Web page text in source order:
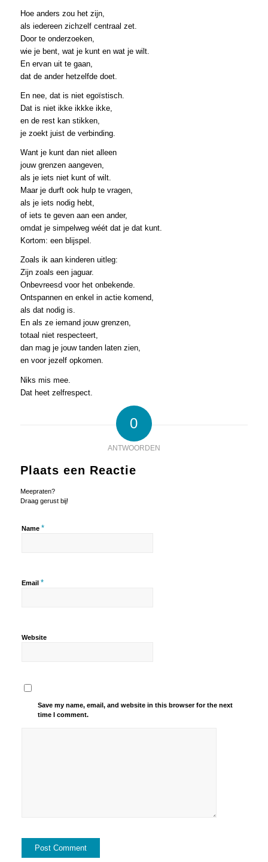
Hoe anders zou het zijn,
als iedereen zichzelf centraal zet.
Door te onderzoeken,
wie je bent, wat je kunt en wat je wilt.
En ervan uit te gaan,
dat de ander hetzelfde doet.
En nee, dat is niet egoïstisch.
Dat is niet ikke ikkke ikke,
en de rest kan stikken,
je zoekt juist de verbinding.
Want je kunt dan niet alleen
jouw grenzen aangeven,
als je iets niet kunt of wilt.
Maar je durft ook hulp te vragen,
als je iets nodig hebt,
of iets te geven aan een ander,
omdat je simpelweg wéét dat je dat kunt.
Kortom: een blijspel.
Zoals ik aan kinderen uitleg:
Zijn zoals een jaguar.
Onbevreesd voor het onbekende.
Ontspannen en enkel in actie komend,
als dat nodig is.
En als ze iemand jouw grenzen,
totaal niet respecteert,
dan mag je jouw tanden laten zien,
en voor jezelf opkomen.
Niks mis mee.
Dat heet zelfrespect.
0
ANTWOORDEN
Plaats een Reactie
Meepraten?
Draag gerust bij!
Name *
Email *
Website
Save my name, email, and website in this browser for the next
time I comment.